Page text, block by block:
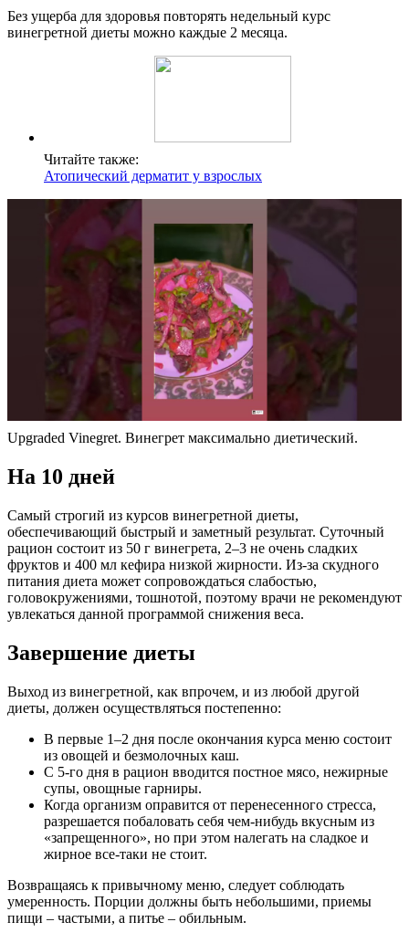
Без ущерба для здоровья повторять недельный курс
винегретной диеты можно каждые 2 месяца.
Читайте также:
Атопический дерматит у взрослых
Upgraded Vinegret. Винегрет максимально диетический.
На 10 дней
Самый строгий из курсов винегретной диеты,
обеспечивающий быстрый и заметный результат. Суточный
рацион состоит из 50 г винегрета, 2–3 не очень сладких
фруктов и 400 мл кефира низкой жирности. Из-за скудного
питания диета может сопровождаться слабостью,
головокружениями, тошнотой, поэтому врачи не рекомендуют
увлекаться данной программой снижения веса.
Завершение диеты
Выход из винегретной, как впрочем, и из любой другой
диеты, должен осуществляться постепенно:
В первые 1–2 дня после окончания курса меню состоит
из овощей и безмолочных каш.
С 5-го дня в рацион вводится постное мясо, нежирные
супы, овощные гарниры.
Когда организм оправится от перенесенного стресса,
разрешается побаловать себя чем-нибудь вкусным из
«запрещенного», но при этом налегать на сладкое и
жирное все-таки не стоит.
Возвращаясь к привычному меню, следует соблюдать
умеренность. Порции должны быть небольшими, приемы
пищи – частыми, а питье – обильным.